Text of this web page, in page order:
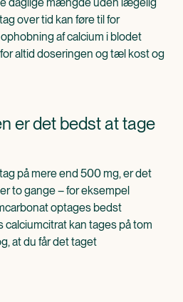
over tid kan føre til for
af calcium i blodet
altid doseringen og tæl kost og
er det bedst at tage
på mere end 500 mg, er det
to gange – for eksempel
optages bedst
calciumcitrat kan tages på tom
at du får det taget